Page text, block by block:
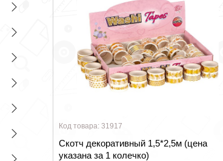
Код товара: 31917
Скотч декоративный 1,5*2,5м (цена
указана за 1 колечко)